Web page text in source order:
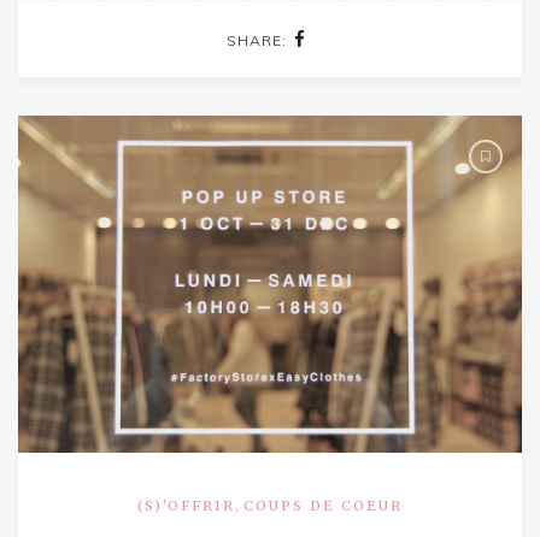
SHARE:
(S)'OFFRIR COUPS DE COEUR